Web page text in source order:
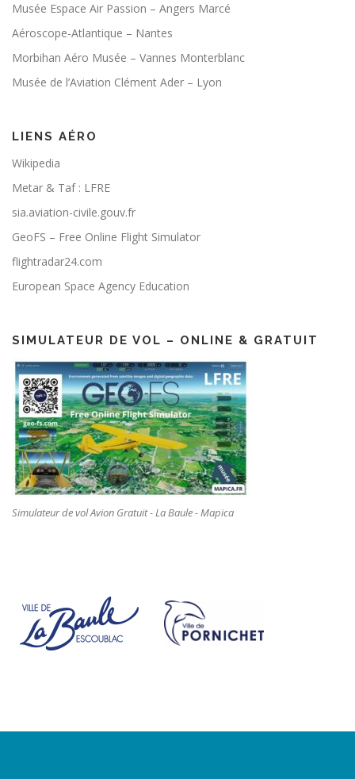
Musée Espace Air Passion – Angers Marcé
Aéroscope-Atlantique – Nantes
Morbihan Aéro Musée – Vannes Monterblanc
Musée de l’Aviation Clément Ader – Lyon
LIENS AÉRO
Wikipedia
Metar & Taf : LFRE
sia.aviation-civile.gouv.fr
GeoFS – Free Online Flight Simulator
flightradar24.com
European Space Agency Education
SIMULATEUR DE VOL – ONLINE & GRATUIT
Simulateur de vol Avion Gratuit - La Baule - Mapica